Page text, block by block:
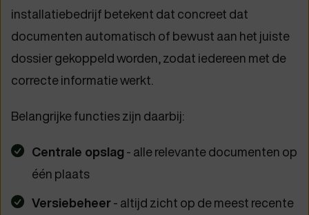
installatiebedrijf betekent dat concreet dat
documenten automatisch of bewust aan het juiste
dossier gekoppeld worden, zodat iedereen met de
correcte informatie werkt.
Belangrijke functies zijn daarbij:
Centrale opslag - alle relevante documenten op
één plaats
Versiebeheer- altijd zicht op de meest recente